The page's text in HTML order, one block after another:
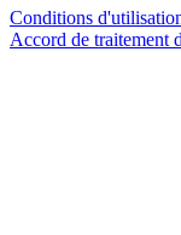
Conditions
Accord de traitement